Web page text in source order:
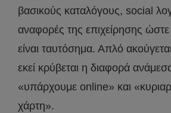
βασικούς καταλόγους, social
αναφορές της επιχείρησης ώστε
είναι ταυτόσημα. Απλό
εκεί κρύβεται η διαφορά
«υπάρχουμε online» και
χάρτη».